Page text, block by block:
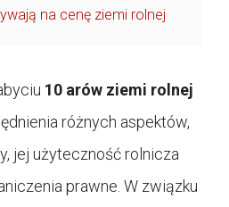
na cenę ziemi rolnej
10 arów ziemi rolnej
różnych aspektów,
jej użyteczność rolnicza
prawne. W związku